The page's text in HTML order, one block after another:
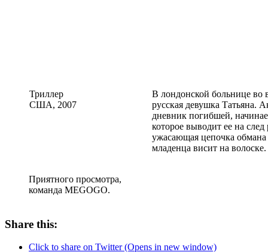
Триллер
США, 2007
В лондонской больнице во
русская девушка Татьяна.
дневник погибшей,
которое выводит ее на
ужасающая цепочка
младенца висит на волоске.
Приятного просмотра,
команда MEGOGO.
Share this:
Click to share on Twitter (Opens in new window)